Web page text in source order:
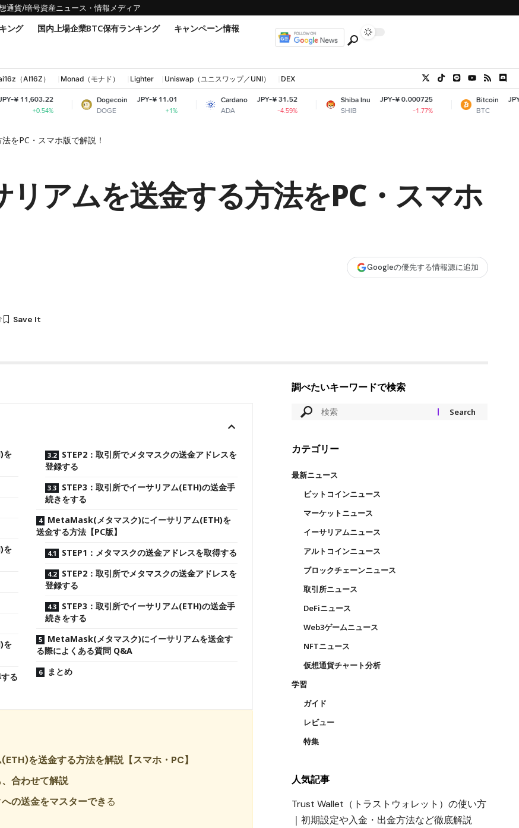
通貨/暗号資産ニュース・情報メディア
ング 国内上場企業BTC保有ランキング キャンペーン情報
（AI16Z） Monad（モナド） Lighter Uniswap（ユニスワップ／UNI） DEX
Dogecoin
DOGE
JPY-¥ 11.01
+1%
Cardano
ADA
JPY-¥ 31.52
-4.59%
Shiba Inu
SHIB
JPY-¥ 0.000725
Bitcoin
BTC
JPY-¥
をPC・スマホ版で解説！
アムを送金する方法をPC・スマホ
Googleの優先する情報源に追加
を
を
を
る
STEP2：取引所でメタマスクの送金アドレスを
登録する
STEP3：取引所でイーサリアム(ETH)の送金手
続きをする
MetaMask(メタマスク)にイーサリアム(ETH)を
送金する方法【PC版】
STEP1：メタマスクの送金アドレスを取得する
STEP2：取引所でメタマスクの送金アドレスを
登録する
STEP3：取引所でイーサリアム(ETH)の送金手
続きをする
MetaMask(メタマスク)にイーサリアムを送金す
る際によくある質問 Q&A
まとめ
を送金する方法を解説【スマホ・PC】
合わせて解説
の送金をマスターできる
調べたいキーワードで検索
カテゴリー
最新ニュース
ビットコインニュース
マーケットニュース
イーサリアムニュース
アルトコインニュース
ブロックチェーンニュース
取引所ニュース
DeFiニュース
Web3ゲームニュース
NFTニュース
仮想通貨チャート分析
学習
ガイド
レビュー
特集
人気記事
Trust Wallet（トラストウォレット）の使い方
｜初期設定や入金・出金方法など徹底解説